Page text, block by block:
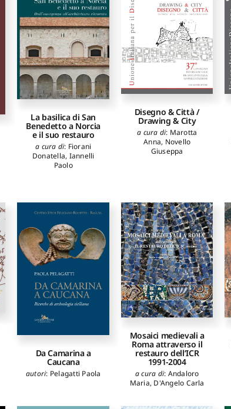
La basilica di San
Benedetto a Norcia
e il suo restauro
a cura di: Fiorani
Donatella, Iannelli
Paolo
Disegno & Città /
Drawing & City
a cura di: Marotta
Anna, Novello
Giuseppa
Da Camarina a
Caucana
autori: Pelagatti Paola
Mosaici medievali a
Roma attraverso il
restauro dell’ICR
1991-2004
a cura di: Andaloro
Maria, D'Angelo Carla